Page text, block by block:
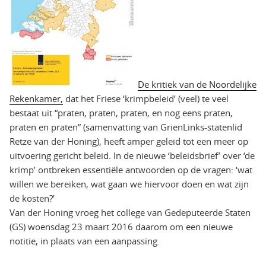
De kritiek van de Noordelijke
Rekenkamer, dat het Friese ‘krimpbeleid’ (veel) te veel
bestaat uit “praten, praten, praten, en nog eens praten,
praten en praten” (samenvatting van GrienLinks-statenlid
Retze van der Honing), heeft amper geleid tot een meer op
uitvoering gericht beleid. In de nieuwe ‘beleidsbrief’ over ‘de
krimp’ ontbreken essentiële antwoorden op de vragen: ‘wat
willen we bereiken, wat gaan we hiervoor doen en wat zijn
de kosten?’
Van der Honing vroeg het college van Gedeputeerde Staten
(GS) woensdag 23 maart 2016 daarom om een nieuwe
notitie, in plaats van een aanpassing.